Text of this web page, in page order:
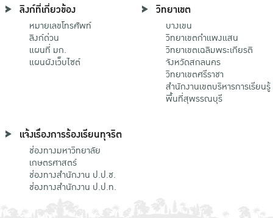
ลิงก์ที่เกี่ยวข้อง
หมายเลขโทรศัพท์
ลิงก์ด่วน
แผนที่ มก.
แผนผังเว็บไซต์
วิทยาเขต
บางเขน
วิทยาเขตกําแพงแสน
วิทยาเขตเฉลิมพระเกียรติ
จังหวัดสกลนคร
วิทยาเขตศรีราชา
สำนักงานเขตบริหารการเรียนรู้
พื้นที่สุพรรณบุรี
แจ้งเรื่องการร้องเรียนทุจริต
ช่องทางมหาวิทยาลัย
เกษตรศาสตร์
ช่องทางสำนักงาน ป.ป.ช.
ช่องทางสำนักงาน ป.ป.ท.